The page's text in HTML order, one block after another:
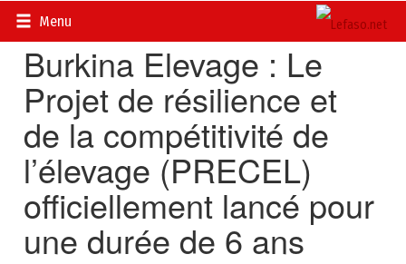
Menu
Accueil>
Burkina Elevage : Le
Projet de résilience et
de la compétitivité de
l’élevage (PRECEL)
officiellement lancé pour
une durée de 6 ans